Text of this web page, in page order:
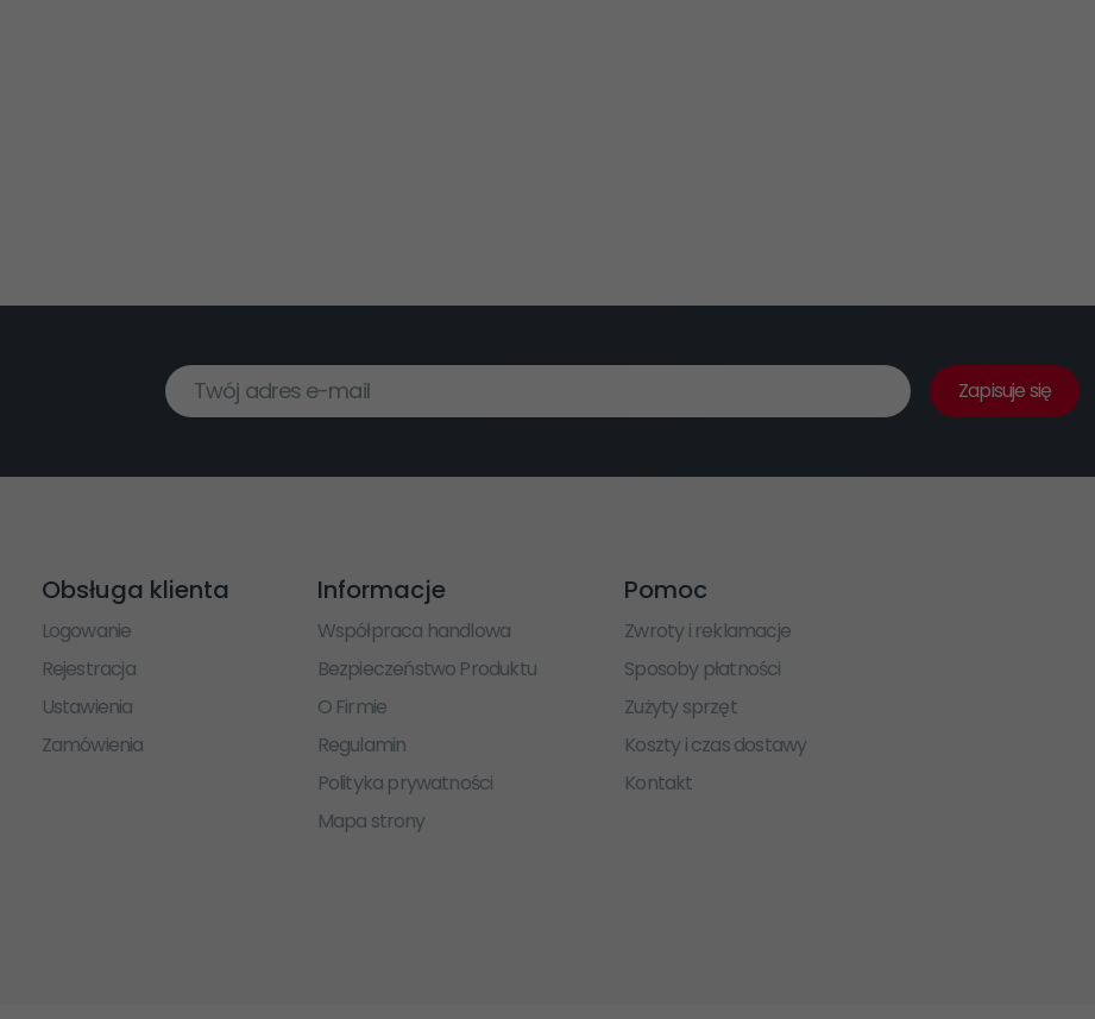
Twój adres e-mail Zapisuje się
Obsługa klienta
Logowanie
Rejestracja
Ustawienia
Zamówienia
Informacje
Współpraca handlowa
Bezpieczeństwo Produktu
O Firmie
Regulamin
Polityka prywatności
Mapa strony
Pomoc
Zwroty i reklamacje
Sposoby płatności
Zużyty sprzęt
Koszty i czas dostawy
Kontakt